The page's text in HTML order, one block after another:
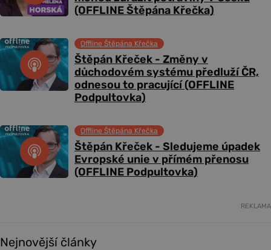
(OFFLINE Štěpána Křečka)
Štěpán Křeček - Změny v
důchodovém systému předluží ČR,
odnesou to pracující (OFFLINE
Podpultovka)
Offline Štěpána Křečka
Štěpán Křeček - Sledujeme úpadek
Evropské unie v přímém přenosu
(OFFLINE Podpultovka)
Offline Štěpána Křečka
REKLAMA
Nejnovější články